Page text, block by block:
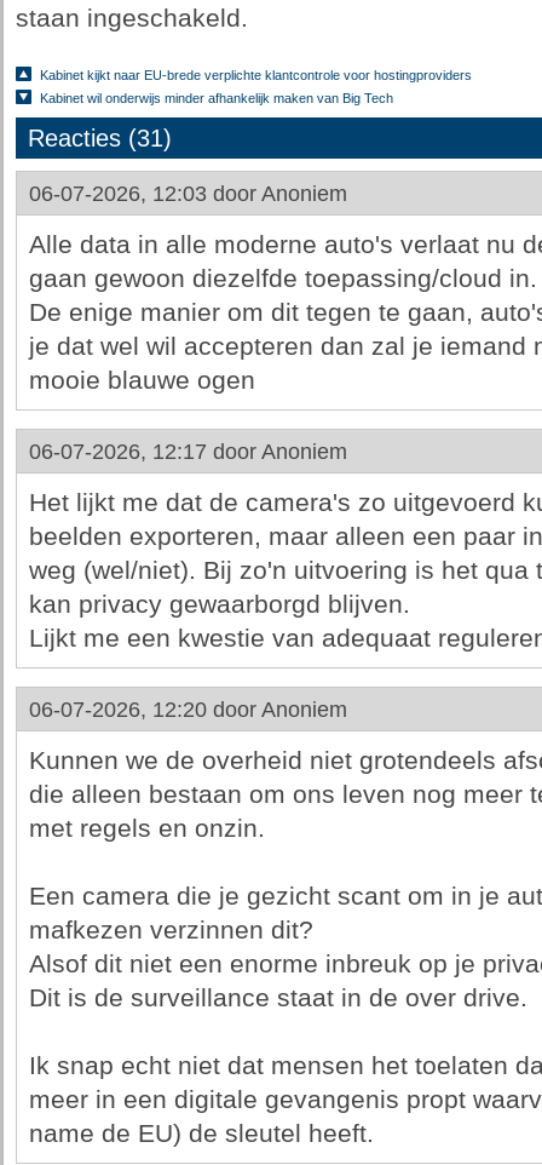
staan ingeschakeld.
Kabinet kijkt naar EU-brede verplichte klantcontrole voor hostingproviders
Kabinet wil onderwijs minder afhankelijk maken van Big Tech
Reacties (31)
06-07-2026, 12:03 door Anoniem
Alle data in alle moderne auto's verlaat nu
gaan gewoon diezelfde toepassing/cloud in.
De enige manier om dit tegen te gaan,
je dat wel wil accepteren dan zal je iemand
mooie blauwe ogen
06-07-2026, 12:17 door Anoniem
Het lijkt me dat de camera's zo uitgevoerd
beelden exporteren, maar alleen een paar
weg (wel/niet). Bij zo'n uitvoering is het
kan privacy gewaarborgd blijven.
Lijkt me een kwestie van adequaat
06-07-2026, 12:20 door Anoniem
Kunnen we de overheid niet grotendeels
die alleen bestaan om ons leven nog meer
met regels en onzin.
Een camera die je gezicht scant om in je
mafkezen verzinnen dit?
Alsof dit niet een enorme inbreuk op je
Dit is de surveillance staat in de over drive.
Ik snap echt niet dat mensen het toelaten
meer in een digitale gevangenis propt
name de EU) de sleutel heeft.